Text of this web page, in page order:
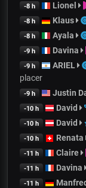
-8 h Lionel
-8 h Klaus
-8 h Ayala
-9 h Davina
-9 h ARIEL
placer
-9 h Justin
-10 h David
-10 h David
-10 h Renata
-11 h Claire
-11 h Davina
-11 h Manfred